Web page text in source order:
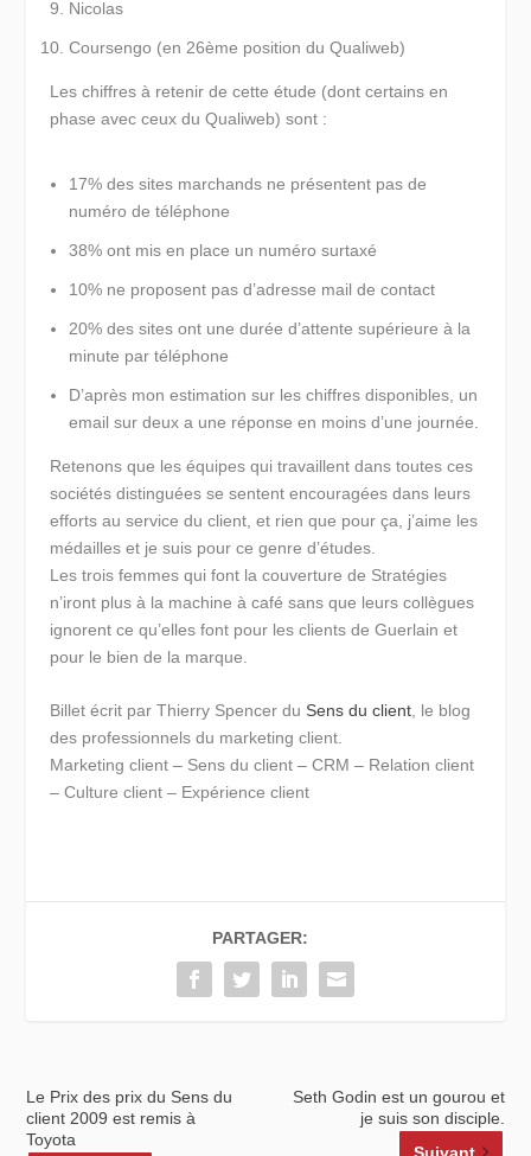
Nicolas
Coursengo (en 26ème position du Qualiweb)
Les chiffres à retenir de cette étude (dont certains en
phase avec ceux du Qualiweb) sont :
17% des sites marchands ne présentent pas de
numéro de téléphone
38% ont mis en place un numéro surtaxé
10% ne proposent pas d’adresse mail de contact
20% des sites ont une durée d’attente supérieure à la
minute par téléphone
D’après mon estimation sur les chiffres disponibles, un
email sur deux a une réponse en moins d’une journée.
Retenons que les équipes qui travaillent dans toutes ces
sociétés distinguées se sentent encouragées dans leurs
efforts au service du client, et rien que pour ça, j’aime les
médailles et je suis pour ce genre d’études.
Les trois femmes qui font la couverture de Stratégies
n’iront plus à la machine à café sans que leurs collègues
ignorent ce qu’elles font pour les clients de Guerlain et
pour le bien de la marque.
Billet écrit par Thierry Spencer du Sens du client , le blog
des professionnels du marketing client.
Marketing client – Sens du client – CRM – Relation client
– Culture client – Expérience client
PARTAGER:
Le Prix des prix du Sens du
client 2009 est remis à
Toyota
Seth Godin est un gourou et
je suis son disciple.